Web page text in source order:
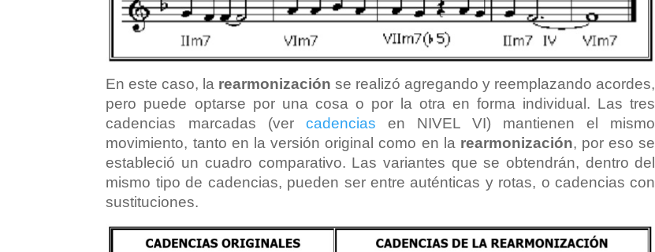
En este caso, la rearmonización se realizó agregando y reemplazando acordes,
pero puede optarse por una cosa o por la otra en forma individual. Las tres
cadencias marcadas (ver cadencias en NIVEL VI) mantienen el mismo
movimiento, tanto en la versión original como en la rearmonización, por eso se
estableció un cuadro comparativo. Las variantes que se obtendrán, dentro del
mismo tipo de cadencias, pueden ser entre auténticas y rotas, o cadencias con
sustituciones.